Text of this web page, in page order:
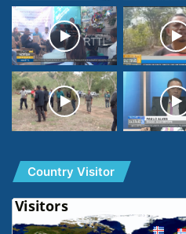
Country Visitor